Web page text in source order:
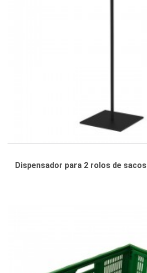
Dispensador para 2 rolos de sacos